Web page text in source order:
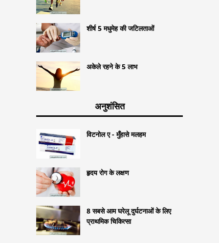
शीर्ष 5 मधुमेह की जटिलताओं
अकेले रहने के 5 लाभ
अनुशंसित
विटनोल ए - मुँहासे मलहम
हृदय रोग के लक्षण
8 सबसे आम घरेलू दुर्घटनाओं के लिए
प्राथमिक चिकित्सा